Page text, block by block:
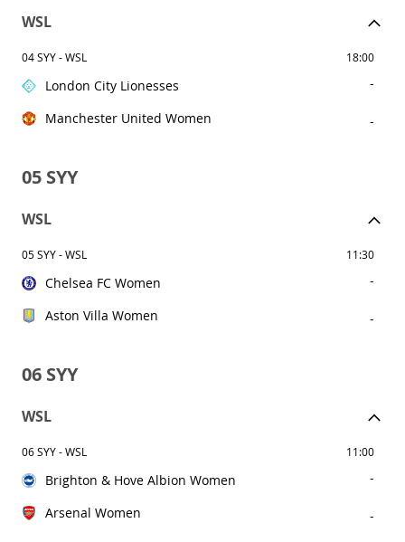
WSL
04 SYY - WSL 18:00
London City Lionesses
Manchester United Women
-
-
05 SYY
WSL
05 SYY - WSL 11:30
Chelsea FC Women
Aston Villa Women
-
-
06 SYY
WSL
06 SYY - WSL 11:00
Brighton & Hove Albion Women
Arsenal Women
-
-